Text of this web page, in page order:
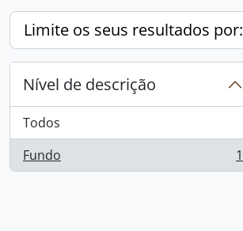
Limite os seus resultados por:
Nível de descrição
Todos
Fundo
, 1 resultados 1